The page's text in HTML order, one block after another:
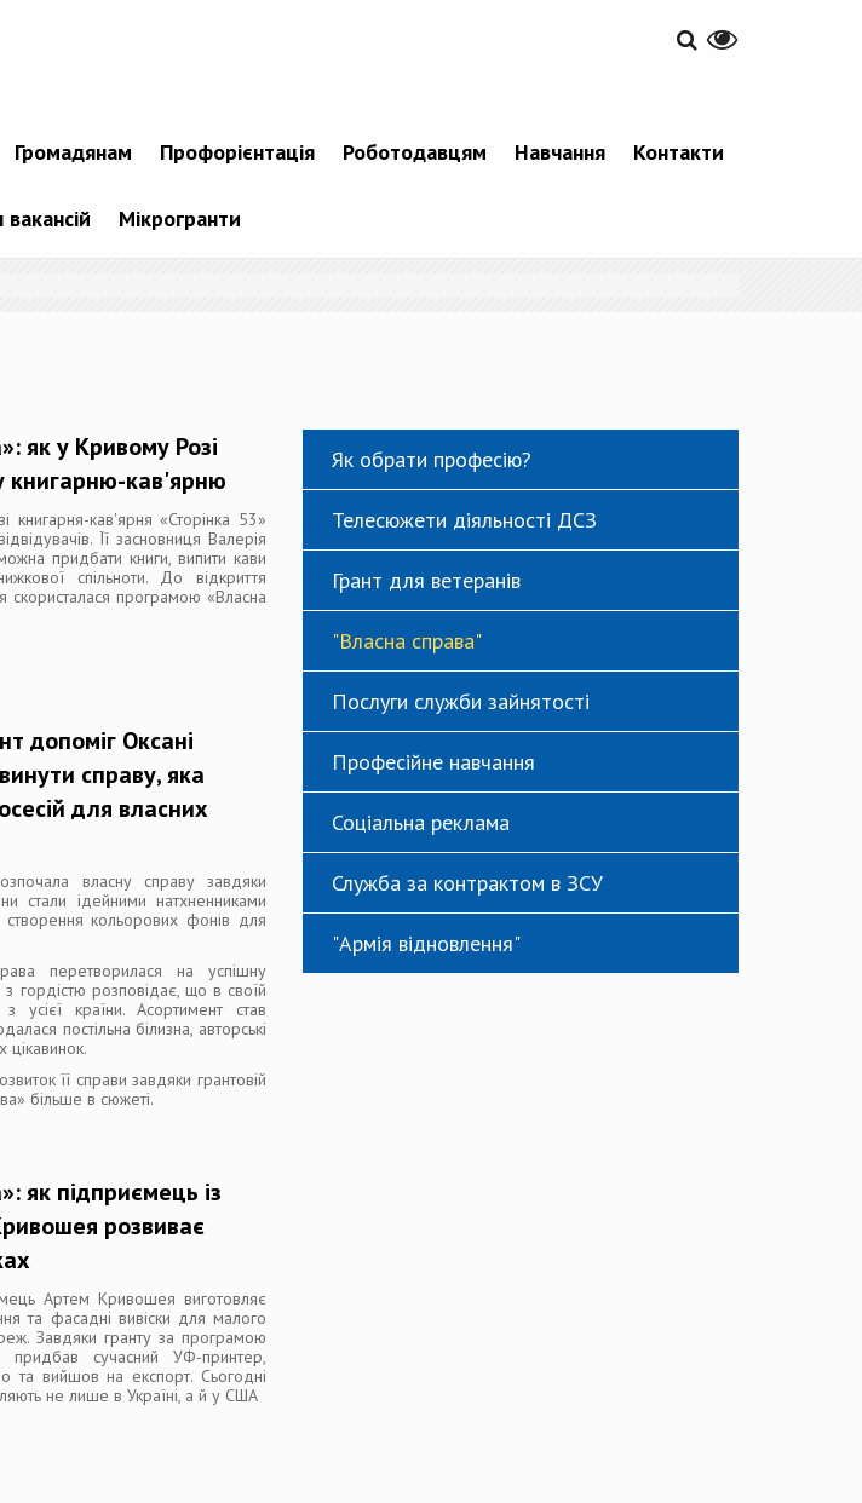
Громадянам Профорієнтація Роботодавцям Навчання Контакти
Мікрогранти
як у Кривому Розі
книгарню-кав'ярню
кав'ярня «Сторінка 53»
Її засновниця Валерія
придбати книги, випити кави
спільноти. До відкриття
скористалася програмою «Власна
допоміг Оксані
справу, яка
для власних
власну справу завдяки
стали ідейними натхненниками
створення кольорових фонів для
перетворилася на успішну
гордістю розповідає, що в своїй
усієї країни. Асортимент став
постільна білизна, авторські
цікавинок.
її справи завдяки грантовій
більше в сюжеті.
як підприємець із
розвиває
Артем Кривошея виготовляє
та фасадні вивіски для малого
Завдяки гранту за програмою
придбав сучасний УФ-принтер,
та вийшов на експорт. Сьогодні
не лише в Україні, а й у США
Як обрати професію?
Телесюжети діяльності ДСЗ
Грант для ветеранів
"Власна справа"
Послуги служби зайнятості
Професійне навчання
Соціальна реклама
Служба за контрактом в ЗСУ
"Армія відновлення"